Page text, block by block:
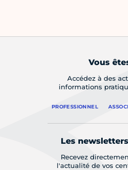
Vous
Accédez à des
informations
PROFESSIONNEL
Les
Recevez
l'actualité de vos